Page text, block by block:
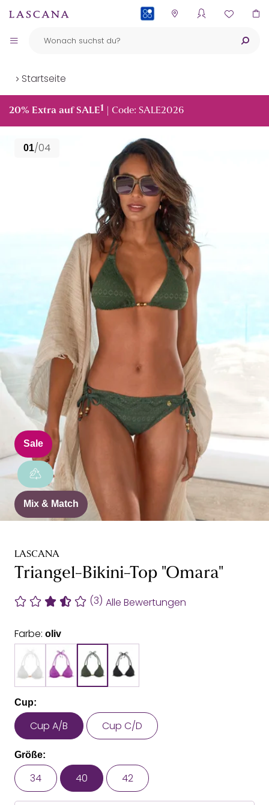
Startseite
20% Extra auf SALE1 | Code: SALE2026
01/04
Sale
Mix & Match
LASCANA
Triangel-Bikini-Top "Omara"
(3) Alle Bewertungen
Farbe: oliv
Cup:
Cup A/B Cup C/D
Größe:
34 40 42